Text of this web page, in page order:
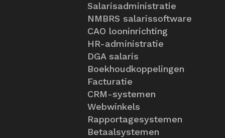
Salarisadministratie
NMBRS salarissoftware
CAO looninrichting
HR-administratie
DGA salaris
Boekhoudkoppelingen
Facturatie
CRM-systemen
Webwinkels
Rapportagesystemen
Betaalsystemen